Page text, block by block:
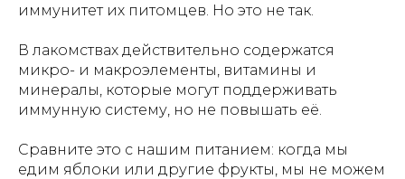
иммунитет их питомцев. Но это не так.
В лакомствах действительно содержатся
микро- и макроэлементы, витамины и
минералы, которые могут поддерживать
иммунную систему, но не повышать её.
Сравните это с нашим питанием: когда мы
едим яблоки или другие фрукты, мы не можем